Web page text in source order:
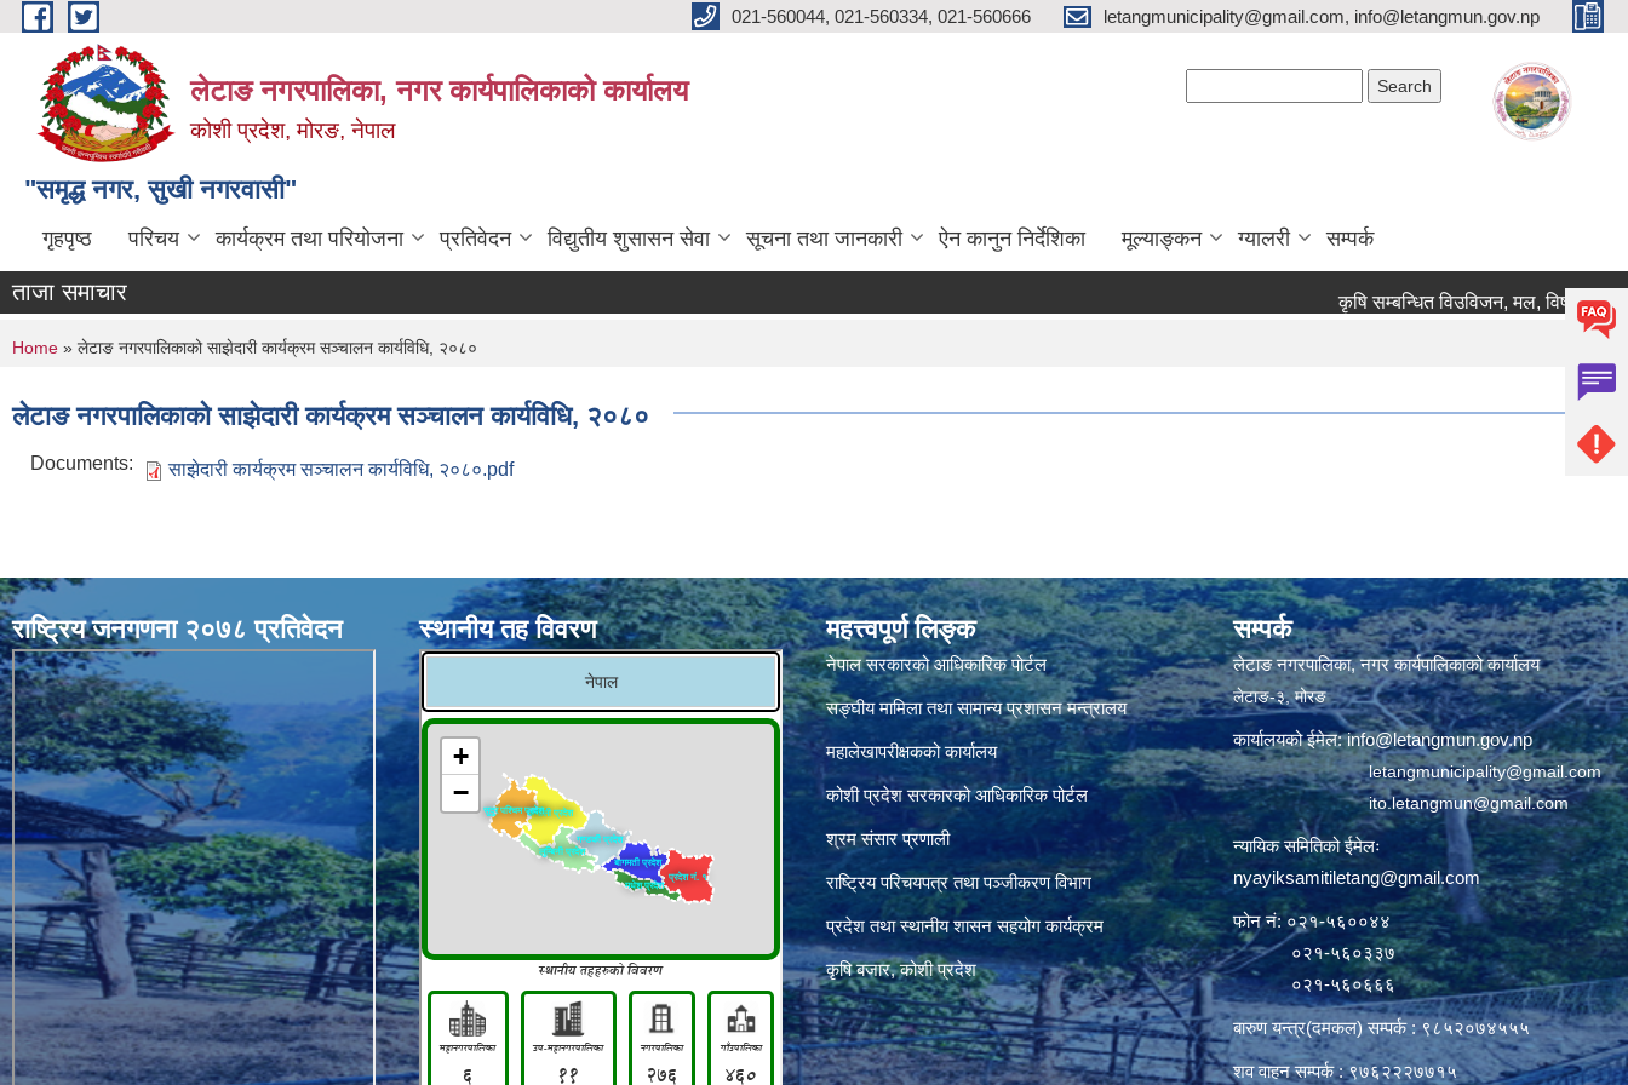
Skip to main content 021-560044, 021-560334, 021-560666 letangmunicipality@gmail.com, info@letangmun.gov.np
लेटाङ नगरपालिका, नगर कार्यपालिकाको कार्यालय
कोशी प्रदेश, मोरङ, नेपाल
"समृद्ध नगर, सुखी नगरवासी"
गृहपृष्ठ परिचय कार्यक्रम तथा परियोजना प्रतिवेदन विद्युतीय शुसासन सेवा सूचना तथा जानकारी ऐन कानुन निर्देशिका मूल्याङ्कन ग्यालरी सम्पर्क
ताजा समाचार कृषि सम्बन्धित विउविजन, मल, विषादी यन्त्र
You are here
Home » लेटाङ नगरपालिकाको साझेदारी कार्यक्रम सञ्चालन कार्यविधि, २०८०
लेटाङ नगरपालिकाको साझेदारी कार्यक्रम सञ्चालन कार्यविधि, २०८०
Documents: साझेदारी कार्यक्रम सञ्चालन कार्यविधि, २०८०.pdf
राष्ट्रिय जनगणना २०७८ प्रतिवेदन स्थानीय तह विवरण महत्त्वपूर्ण लिङ्क
नेपाल सरकारको आधिकारिक पोर्टल
सङ्‍घीय मामिला तथा सामान्य प्रशासन मन्त्रालय
महालेखापरीक्षकको कार्यालय
कोशी प्रदेश सरकारको आधिकारिक पोर्टल
श्रम संसार प्रणाली
राष्ट्रिय परिचयपत्र तथा पञ्जीकरण विभाग
प्रदेश तथा स्थानीय शासन सहयोग कार्यक्रम
कृषि बजार, कोशी प्रदेश
सम्पर्क
लेटाङ नगरपालिका, नगर कार्यपालिकाको कार्यालय
लेटाङ-३, मोरङ
कार्यालयको ईमेल:info@letangmun.gov.np
letangmunicipality@gmail.com
ito.letangmun@gmail.com
न्यायिक समितिको ईमेलः
nyayiksamitiletang@gmail.com
फोन नं: ०२१-५६००४४
०२१-५६०३३७
०२१-५६०६६६
बारुण यन्त्र(दमकल) सम्पर्क : ९८५२०७४५५५
शव वाहन सम्पर्क : ९७६२२२७७१५